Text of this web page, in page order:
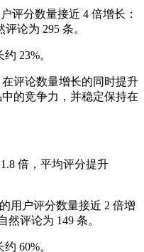
评分数量接近 4 倍增长：
论为 295 条。
23%。
评论数量增长的同时提升
的竞争力，并稳定保持在
倍，平均评分提升
用户评分数量接近 2 倍增
评论为 149 条。
60%。